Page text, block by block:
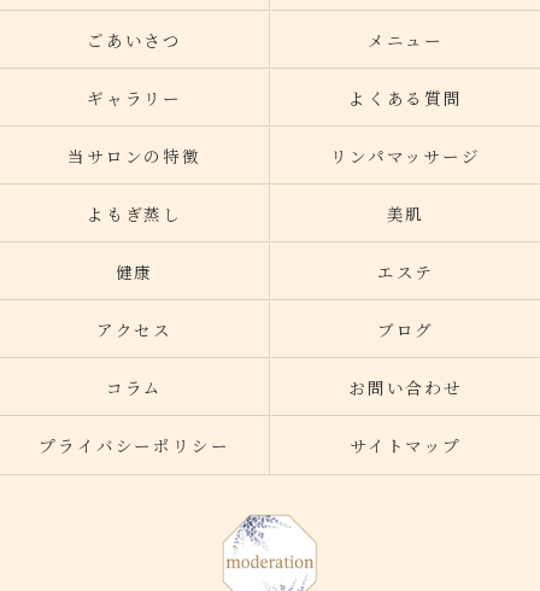
ごあいさつ メニュー
ギャラリー よくある質問
当サロンの特徴 リンパマッサージ
よもぎ蒸し 美肌
健康 エステ
アクセス ブログ
コラム お問い合わせ
プライバシーポリシー サイトマップ